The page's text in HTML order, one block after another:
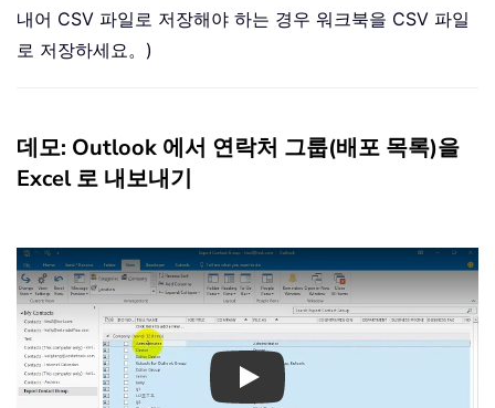
내어 CSV 파일로 저장해야 하는 경우 워크북을 CSV 파일
로 저장하세요。)
데모: Outlook 에서 연락처 그룹(배포 목록)을
Excel 로 내보내기
Play